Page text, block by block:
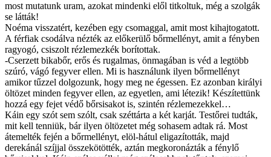
most mutatunk uram, azokat mindenki elől titkoltuk, még a szolgák
se látták!
Noéma visszatért, kezében egy csomaggal, amit most kihajtogatott.
A férfiak csodálva nézték az előkerülő bőrmellényt, amit a fényben
ragyogó, csiszolt rézlemezkék borítottak.
-Cserzett bikabőr, erős és rugalmas, önmagában is véd a legtöbb
szúró, vágó fegyver ellen. Mi is használunk ilyen bőrmellényt
amikor tűzzel dolgozunk, hogy meg ne égessen. Ez azonban királyi
öltözet minden fegyver ellen, az egyetlen, ami létezik! Készítettünk
hozzá egy fejet védő bőrsisakot is, szintén rézlemezekkel…
Káin egy szót sem szólt, csak széttárta a két karját. Testőrei tudták,
mit kell tenniük, bár ilyen öltözetet még sohasem adtak rá. Most
átemelték fején a bőrmellényt, elöl-hátul eligazították, majd
derekánál szíjjal összekötötték, aztán megkoronázták a fénylő